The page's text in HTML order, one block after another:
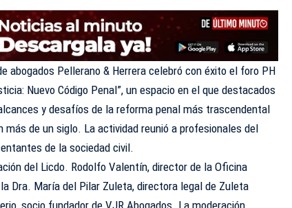
abogados Pellerano & Herrera celebró con éxito el foro PH
Nuevo Código Penal”, un espacio en el que destacados
y desafíos de la reforma penal más trascendental
más de un siglo. La actividad reunió a profesionales del
de la sociedad civil.
del Licdo. Rodolfo Valentín, director de la Oficina
Dra. María del Pilar Zuleta, directora legal de Zuleta
socio fundador de VJR Abogados. La moderación